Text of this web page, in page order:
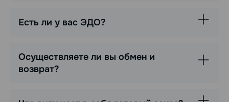
Есть ли у вас ЭДО?
Осуществляете ли вы обмен и
возврат?